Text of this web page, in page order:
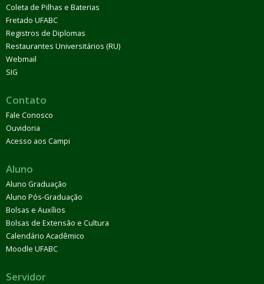
Coleta de Pilhas e Baterias
Fretado UFABC
Registros de Diplomas
Restaurantes Universitários (RU)
Webmail
SIG
Contato
Fale Conosco
Ouvidoria
Acesso aos Campi
Aluno
Aluno Graduação
Aluno Pós-Graduação
Bolsas e Auxílios
Bolsas de Extensão e Cultura
Calendário Acadêmico
Moodle UFABC
Servidor